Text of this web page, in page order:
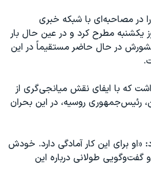
در مصاحبه‌ای با شبکه خبری
یکشنبه مطرح کرد و در عین حال بار
در حال حاضر مستقیماً در این
که با ایفای نقش میانجی‌گری از
رئیس‌جمهوری روسیه، در این بحران
«او برای این کار آمادگی دارد. خودش
طولانی درباره این